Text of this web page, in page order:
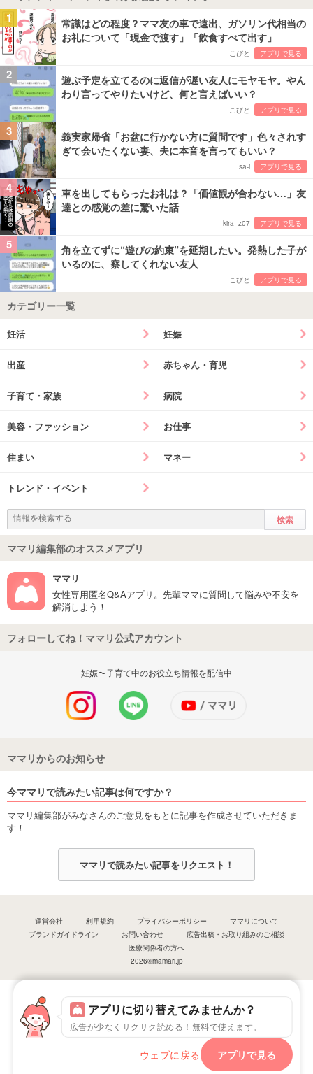
アプリに切り替えてみませんか？
広告が少なくサクサク読める！無料で使えます。
ウェブに戻る アプリで見る
1
常識はどの程度？ママ友の車で遠出、ガソリン代相当の
お礼について「現金で渡す」「飲食すべて出す」
こびと アプリで見る
2
遊ぶ予定を立てるのに返信が遅い友人にモヤモヤ。やん
わり言ってやりたいけど、何と言えばいい？
こびと アプリで見る
3
義実家帰省「お盆に行かない方に質問です」色々されす
ぎて会いたくない妻、夫に本音を言ってもいい？
sa-i アプリで見る
4
車を出してもらったお礼は？「価値観が合わない…」友
達との感覚の差に驚いた話
kira_z07 アプリで見る
5
角を立てずに“遊びの約束”を延期したい。発熱した子が
いるのに、察してくれない友人
こびと アプリで見る
カテゴリー一覧
妊活 妊娠
出産 赤ちゃん・育児
子育て・家族 病院
美容・ファッション お仕事
住まい マネー
トレンド・イベント
ママリ編集部のオススメアプリ
ママリ
女性専用匿名Q&Aアプリ。先輩ママに質問して悩みや不安を
解消しよう！
フォローしてね！ママリ公式アカウント
妊娠〜子育て中のお役立ち情報を配信中
ママリからのお知らせ
今ママリで読みたい記事は何ですか？
ママリ編集部がみなさんのご意見をもとに記事を作成させていただきま
す！
ママリで読みたい記事をリクエスト！
運営会社 利用規約 プライバシーポリシー
ママリについて
ブランドガイドライン
お問い合わせ
広告出稿・お取り組みのご相談
医療関係者の方へ
2026©mamari.jp